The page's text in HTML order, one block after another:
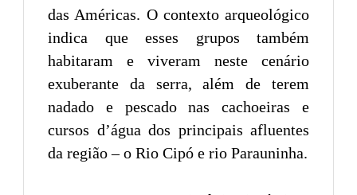
das Américas. O contexto arqueológico
indica que esses grupos também
habitaram e viveram neste cenário
exuberante da serra, além de terem
nadado e pescado nas cachoeiras e
cursos d’água dos principais afluentes
da região – o Rio Cipó e rio Parauninha.